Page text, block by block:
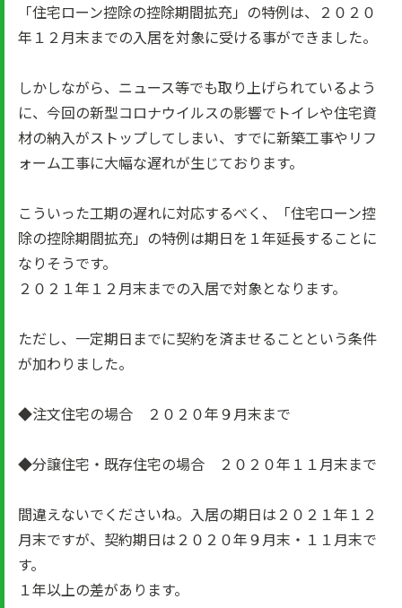
「住宅ローン控除の控除期間拡充」の特例は、２０２０
年１２月末までの入居を対象に受ける事ができました。
しかしながら、ニュース等でも取り上げられているよう
に、今回の新型コロナウイルスの影響でトイレや住宅資
材の納入がストップしてしまい、すでに新築工事やリフ
ォーム工事に大幅な遅れが生じております。
こういった工期の遅れに対応するべく、「住宅ローン控
除の控除期間拡充」の特例は期日を１年延長することに
なりそうです。
２０２１年１２月末までの入居で対象となります。
ただし、一定期日までに契約を済ませることという条件
が加わりました。
◆注文住宅の場合 ２０２０年９月末まで
◆分譲住宅・既存住宅の場合 ２０２０年１１月末まで
間違えないでくださいね。入居の期日は２０２１年１２
月末ですが、契約期日は２０２０年９月末・１１月末で
す。
１年以上の差があります。